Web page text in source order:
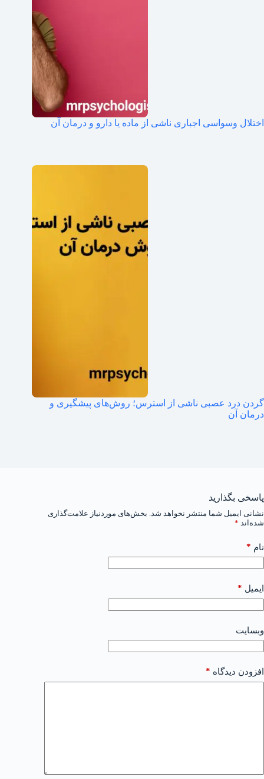
اختلال وسواسی اجباری ناشی از ماده یا دارو و درمان آن
گردن درد عصبی ناشی از استرس؛ روش‌های پیشگیری و
درمان آن
پاسخی بگذارید
نشانی ایمیل شما منتشر نخواهد شد. بخش‌های موردنیاز علامت‌گذاری
شده‌اند *
نام *
ایمیل *
وبسایت
افزودن دیدگاه *